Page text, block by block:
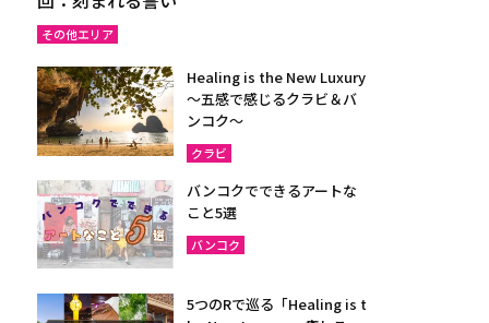
その他エリア
Healing is the New Luxury
～五感で感じるクラビ＆バ
ンコク～
クラビ
バンコクでできるアートな
こと5選
バンコク
5つのRで巡る「Healing is t